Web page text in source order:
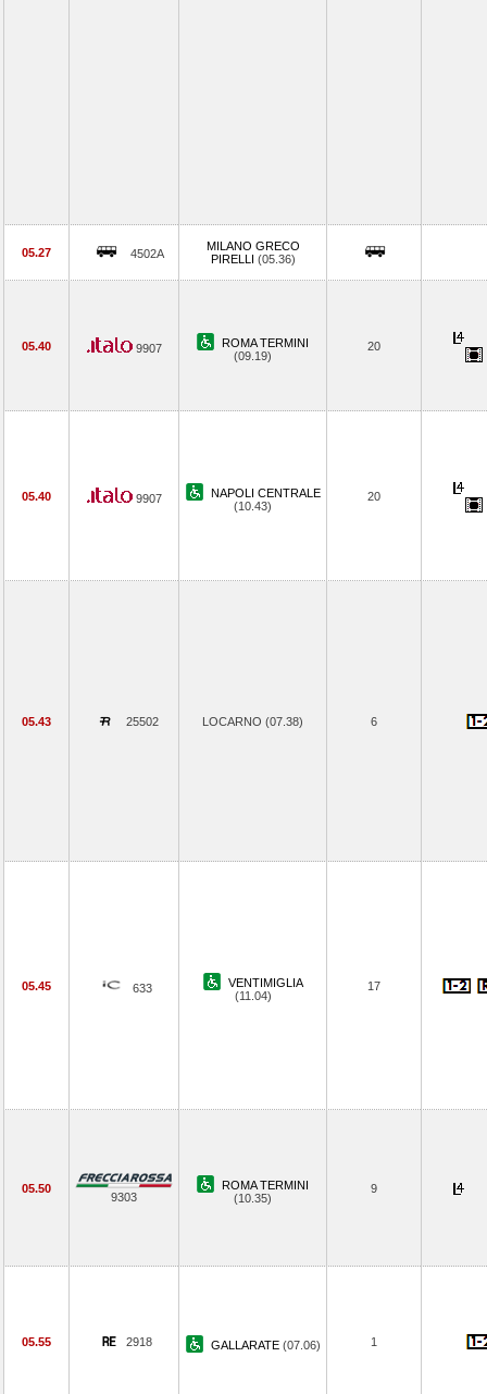
05.27 4502A
MILANO GRECO
PIRELLI (05.36)
05.40 9907
ROMA TERMINI
(09.19)
20
05.40 9907
NAPOLI CENTRALE
(10.43)
20
05.43 25502 LOCARNO (07.38) 6
05.45 633
VENTIMIGLIA
(11.04)
17
05.50
9303
ROMA TERMINI
(10.35)
9
05.55 2918 GALLARATE (07.06) 1